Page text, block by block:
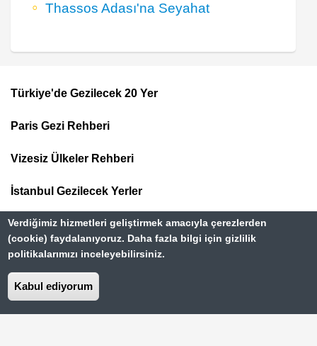
Thassos Adası'na Seyahat
Top
Menu
Türkiye'de Gezilecek 20 Yer
Paris Gezi Rehberi
Vizesiz Ülkeler Rehberi
İstanbul Gezilecek Yerler
Verdiğimiz hizmetleri geliştirmek amacıyla çerezlerden
(cookie) faydalanıyoruz. Daha fazla bilgi için gizlilik
politikalarımızı inceleyebilirsiniz.
Kabul ediyorum